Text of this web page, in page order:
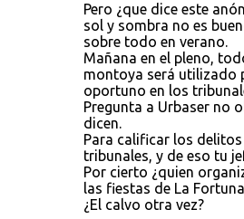
Pero ¿que dice este
sol y sombra no es
sobre todo en verano.
Mañana en el pleno,
montoya será utilizado
oportuno en los
Pregunta a Urbaser no
dicen.
Para calificar los
tribunales, y de eso tu
Por cierto ¿quien
las fiestas de La
¿El calvo otra vez?